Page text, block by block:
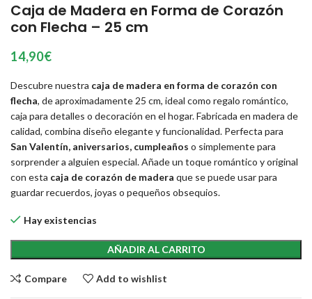
Caja de Madera en Forma de Corazón
con Flecha – 25 cm
14,90€
Descubre nuestra caja de madera en forma de corazón con
flecha, de aproximadamente 25 cm, ideal como regalo romántico,
caja para detalles o decoración en el hogar. Fabricada en madera de
calidad, combina diseño elegante y funcionalidad. Perfecta para
San Valentín, aniversarios, cumpleaños o simplemente para
sorprender a alguien especial. Añade un toque romántico y original
con esta caja de corazón de madera que se puede usar para
guardar recuerdos, joyas o pequeños obsequios.
Hay existencias
AÑADIR AL CARRITO
Compare Add to wishlist